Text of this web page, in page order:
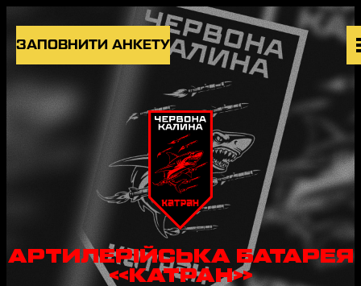
ЗАПОВНИТИ АНКЕТУ
ВАКАНСІЇ
EN
АРТИЛЕРІЙСЬКА БАТАРЕЯ
«КАТРАН»